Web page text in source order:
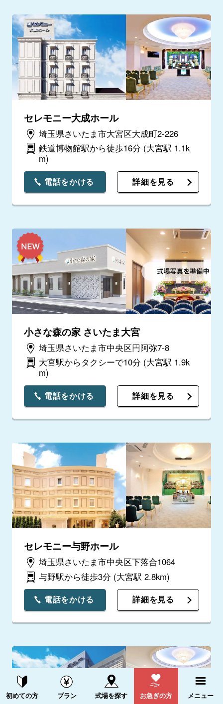
セレモニー大成ホール
埼玉県さいたま市大宮区大成町2-226
鉄道博物館駅から徒歩16分 (大宮駅 1.1k
m)
電話をかける 詳細を見る
小さな森の家 さいたま大宮
埼玉県さいたま市中央区円阿弥7-8
大宮駅からタクシーで10分 (大宮駅 1.9k
m)
電話をかける 詳細を見る
セレモニー与野ホール
埼玉県さいたま市中央区下落合1064
与野駅から徒歩3分 (大宮駅 2.8km)
電話をかける 詳細を見る
資料請求する 電話をかける
初めての方 プラン 式場を探す お急ぎの方 メニュー